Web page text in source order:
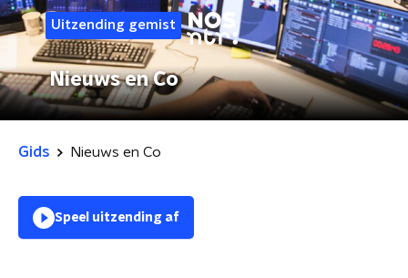
Uitzending gemist
Nieuws en Co
Gids Nieuws en Co
Speel uitzending af